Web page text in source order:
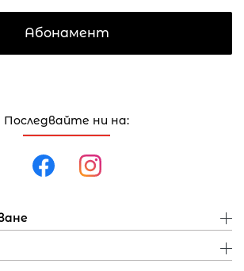
Последвайте ни на:
Абонамент